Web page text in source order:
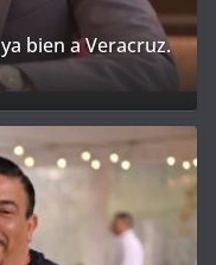
bien a Veracruz.